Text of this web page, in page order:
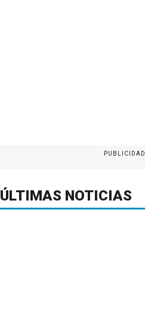
PUBLICIDAD
ÚLTIMAS NOTICIAS